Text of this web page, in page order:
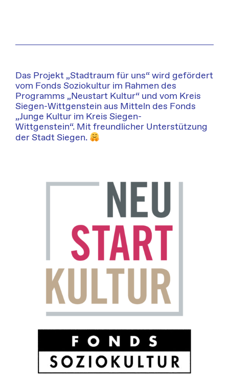
Das Projekt „Stadtraum für uns“ wird gefördert
vom Fonds Soziokultur im Rahmen des
Programms „Neustart Kultur“ und vom Kreis
Siegen-Wittgenstein aus Mitteln des Fonds
„Junge Kultur im Kreis Siegen-
Wittgenstein“. Mit freundlicher Unterstützung
der Stadt Siegen.